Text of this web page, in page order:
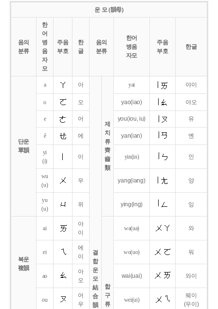
운 모 (韻母)
음의
분류
한
어
병
음
자
모
주음
부호
한
글
음의
분류
한어
병음
자모
주음
부호
한글
단운
單韻
a 아
결
합
운
모
結
合
韻
제
치
류
齊
齒
類
yai 야이
o 오 yao(iao) 야오
e 어 you(iou,iu) 유
ê 에 yan(ian) 옌
yi
(i)
이 yin(in) 인
wu
(u)
우 yang(iang) 양
yu
(u)
위 ying(ing) 잉
복운
複韻
ai
아
이
합
구
류
wa(ua) 와
ei
에
이
wo(uo) 워
ao
아
오
wai(uai) 와이
ou
어
우
wei(ui)
웨이
(우이)